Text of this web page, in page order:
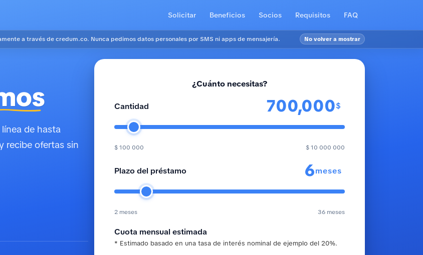
Solicitar Beneficios Socios Requisitos FAQ
a través de credum.co. Nunca pedimos datos personales por SMS ni apps de mensajería. No volver a mostrar
de hasta
recibe ofertas sin
¿Cuánto necesitas?
Cantidad $
$ 100 000 $ 10 000 000
Plazo del préstamo meses
2 meses 36 meses
Cuota mensual estimada
* Estimado basado en una tasa de interés nominal de ejemplo del 20%.